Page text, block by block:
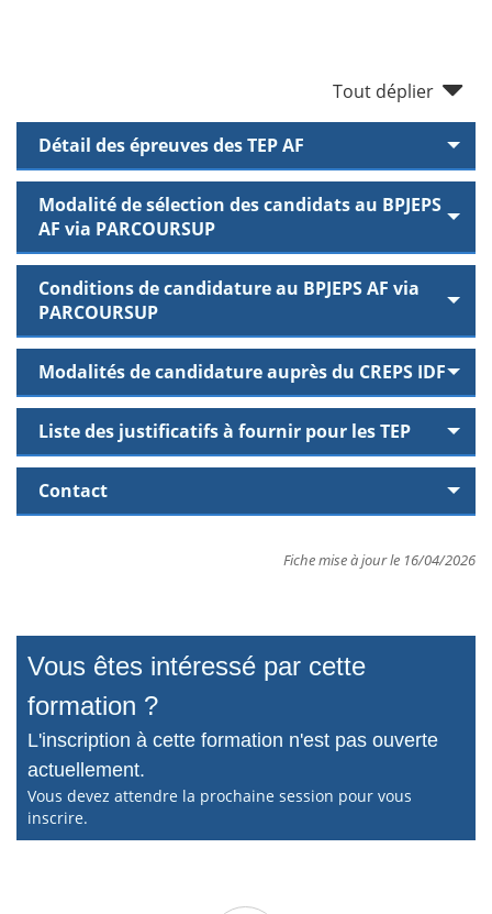
Tout déplier
Détail des épreuves des TEP AF
Modalité de sélection des candidats au BPJEPS
AF via PARCOURSUP
Conditions de candidature au BPJEPS AF via
PARCOURSUP
Modalités de candidature auprès du CREPS IDF
Liste des justificatifs à fournir pour les TEP
Contact
Fiche mise à jour le 16/04/2026
Vous êtes intéressé par cette
formation ?
L'inscription à cette formation n'est pas ouverte
actuellement.
Vous devez attendre la prochaine session pour vous
inscrire.